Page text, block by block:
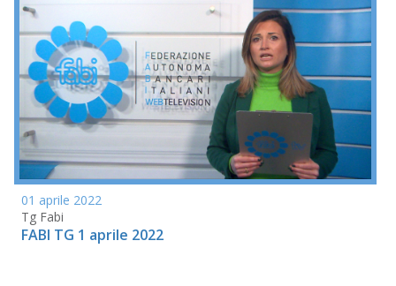
01 aprile 2022
Tg Fabi
FABI TG 1 aprile 2022